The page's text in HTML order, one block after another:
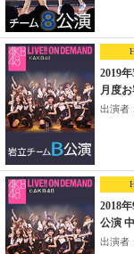
2019
月度
出演者
2018
公演
出演者